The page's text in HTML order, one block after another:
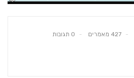
427 מאמרים 0 תגובות